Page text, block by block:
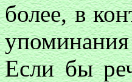
более, в
Если бы